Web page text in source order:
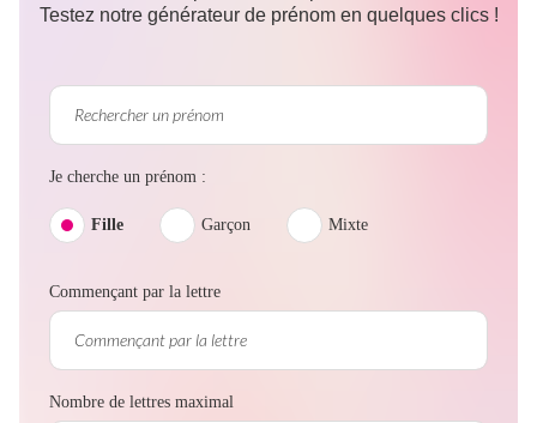
Testez notre générateur de prénom en quelques clics !
Je cherche un prénom :
Fille Garçon Mixte
Commençant par la lettre
Nombre de lettres maximal